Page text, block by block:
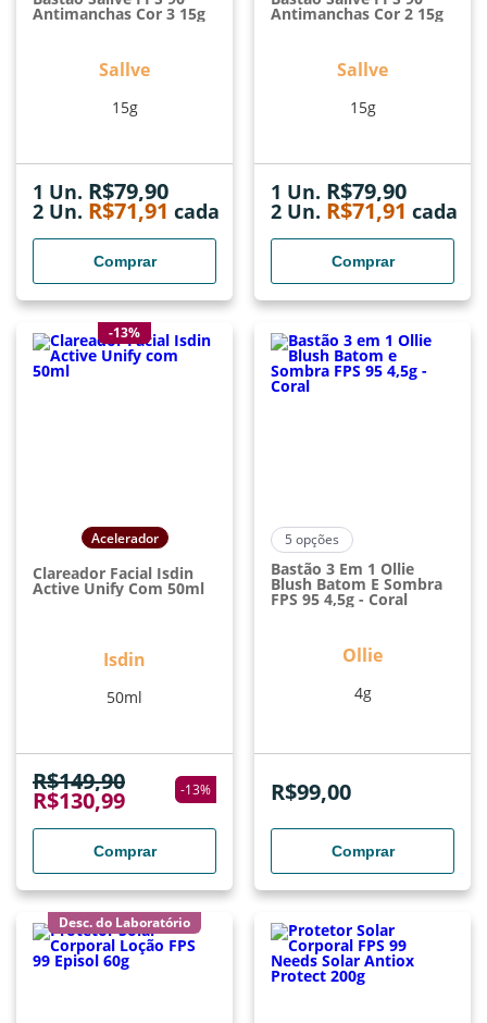
Antimanchas Cor 3 15g
Sallve
15g
1 Un. R$79,90
2 Un. R$71,91 cada
Comprar
Antimanchas Cor 2 15g
Sallve
15g
1 Un. R$79,90
2 Un. R$71,91 cada
Comprar
-13%
Acelerador
Clareador Facial Isdin
Active Unify Com 50ml
Isdin
50ml
R$149,90
R$130,99 -13%
Comprar
5 opções
Bastão 3 Em 1 Ollie
Blush Batom E Sombra
FPS 95 4,5g - Coral
Ollie
4g
R$99,00
Comprar
Desc. do Laboratório